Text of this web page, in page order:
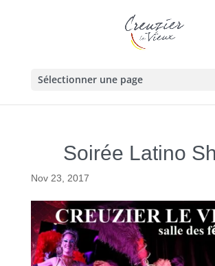
Sélectionner une page
Soirée Latino
Nov 23, 2017